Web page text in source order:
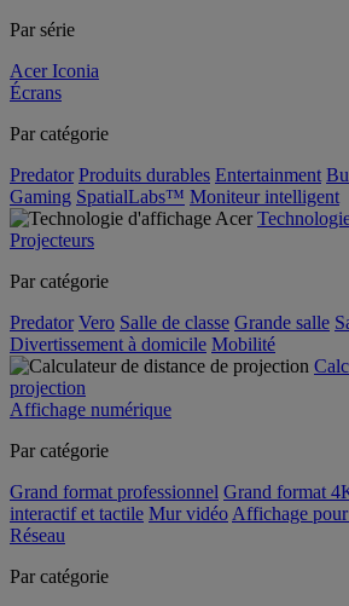
Par série
Acer Iconia
Écrans
Par catégorie
Predator Produits durables Entertainment
Gaming SpatialLabs™ Moniteur intelligent
Projecteurs
Par catégorie
Predator Vero Salle de classe Grande salle
Divertissement à domicile Mobilité
projection
Affichage numérique
Par catégorie
Grand format professionnel Grand format
interactif et tactile Mur vidéo Affichage
Réseau
Par catégorie